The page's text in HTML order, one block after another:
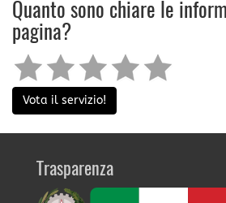
Quanto sono chiare le
pagina?
Vota il servizio!
Trasparenza